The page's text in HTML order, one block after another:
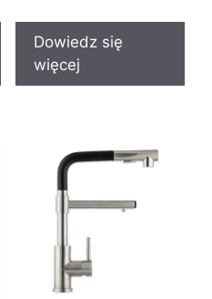
Dowiedz się
więcej